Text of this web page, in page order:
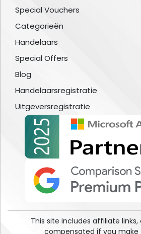
Special Vouchers
Categorieën
Handelaars
Special Offers
Blog
Handelaarsregistratie
Uitgeversregistratie
This site includes affiliate
compensated if you make